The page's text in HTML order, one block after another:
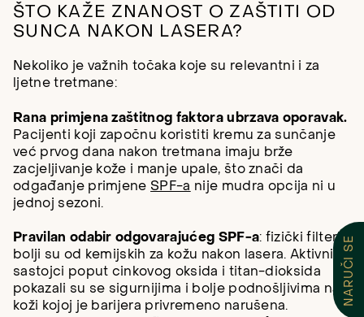
ŠTO KAŽE ZNANOST O ZAŠTITI OD
SUNCA NAKON LASERA?
Nekoliko je važnih točaka koje su relevantni i za
ljetne tretmane:
Rana primjena zaštitnog faktora ubrzava oporavak.
Pacijenti koji započnu koristiti kremu za sunčanje
već prvog dana nakon tretmana imaju brže
zacjeljivanje kože i manje upale, što znači da
odgađanje primjene SPF-a nije mudra opcija ni u
jednoj sezoni.
Pravilan odabir odgovarajućeg SPF-a: fizički filteri
bolji su od kemijskih za kožu nakon lasera. Aktivni
sastojci poput cinkovog oksida i titan-dioksida
pokazali su se sigurnijima i bolje podnošljivima na
koži kojoj je barijera privremeno narušena.
NARUČI SE